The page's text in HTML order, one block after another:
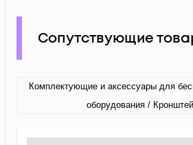
Сопутствующие
Комплектующие и аксессуары для
оборудования /